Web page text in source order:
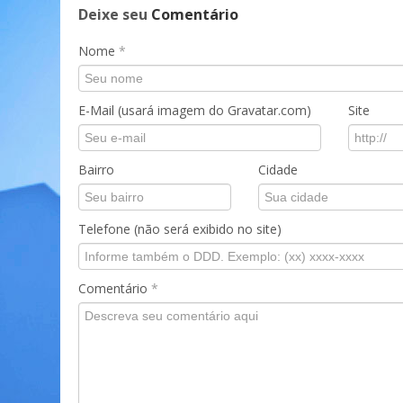
Deixe seu Comentário
Nome *
E-Mail (usará imagem do Gravatar.com) Site
Bairro Cidade
Telefone (não será exibido no site)
Comentário *